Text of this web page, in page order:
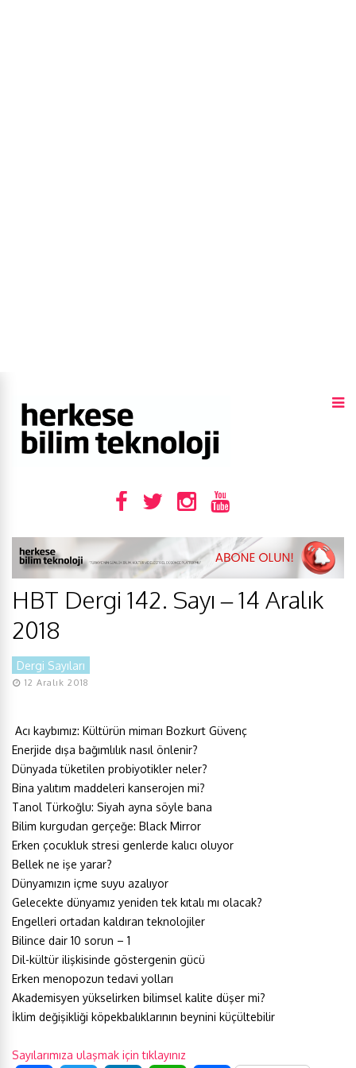
HBT Dergi 142. Sayı – 14 Aralık
2018
Dergi Sayıları
12 Aralık 2018
Acı kaybımız: Kültürün mimarı Bozkurt Güvenç
Enerjide dışa bağımlılık nasıl önlenir?
Dünyada tüketilen probiyotikler neler?
Bina yalıtım maddeleri kanserojen mi?
Tanol Türkoğlu: Siyah ayna söyle bana
Bilim kurgudan gerçeğe: Black Mirror
Erken çocukluk stresi genlerde kalıcı oluyor
Bellek ne işe yarar?
Dünyamızın içme suyu azalıyor
Gelecekte dünyamız yeniden tek kıtalı mı olacak?
Engelleri ortadan kaldıran teknolojiler
Bilince dair 10 sorun – 1
Dil-kültür ilişkisinde göstergenin gücü
Erken menopozun tedavi yolları
Akademisyen yükselirken bilimsel kalite düşer mi?
İklim değişikliği köpekbalıklarının beynini küçültebilir
Sayılarımıza ulaşmak için tıklayınız